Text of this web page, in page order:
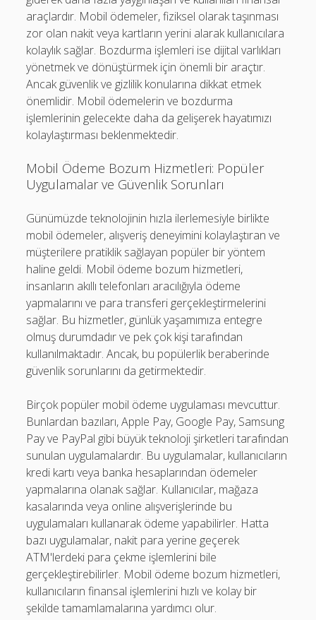
araçlardır. Mobil ödemeler, fiziksel olarak taşınması
zor olan nakit veya kartların yerini alarak kullanıcılara
kolaylık sağlar. Bozdurma işlemleri ise dijital varlıkları
yönetmek ve dönüştürmek için önemli bir araçtır.
Ancak güvenlik ve gizlilik konularına dikkat etmek
önemlidir. Mobil ödemelerin ve bozdurma
işlemlerinin gelecekte daha da gelişerek hayatımızı
kolaylaştırması beklenmektedir.
Mobil Ödeme Bozum Hizmetleri: Popüler
Uygulamalar ve Güvenlik Sorunları
Günümüzde teknolojinin hızla ilerlemesiyle birlikte
mobil ödemeler, alışveriş deneyimini kolaylaştıran ve
müşterilere pratiklik sağlayan popüler bir yöntem
haline geldi. Mobil ödeme bozum hizmetleri,
insanların akıllı telefonları aracılığıyla ödeme
yapmalarını ve para transferi gerçekleştirmelerini
sağlar. Bu hizmetler, günlük yaşamımıza entegre
olmuş durumdadır ve pek çok kişi tarafından
kullanılmaktadır. Ancak, bu popülerlik beraberinde
güvenlik sorunlarını da getirmektedir.
Birçok popüler mobil ödeme uygulaması mevcuttur.
Bunlardan bazıları, Apple Pay, Google Pay, Samsung
Pay ve PayPal gibi büyük teknoloji şirketleri tarafından
sunulan uygulamalardır. Bu uygulamalar, kullanıcıların
kredi kartı veya banka hesaplarından ödemeler
yapmalarına olanak sağlar. Kullanıcılar, mağaza
kasalarında veya online alışverişlerinde bu
uygulamaları kullanarak ödeme yapabilirler. Hatta
bazı uygulamalar, nakit para yerine geçerek
ATM'lerdeki para çekme işlemlerini bile
gerçekleştirebilirler. Mobil ödeme bozum hizmetleri,
kullanıcıların finansal işlemlerini hızlı ve kolay bir
şekilde tamamlamalarına yardımcı olur.